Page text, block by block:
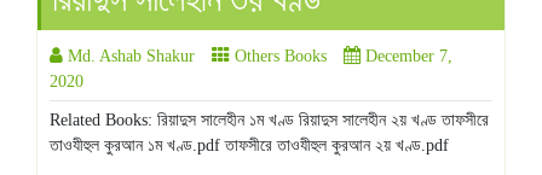
Md. Ashab Shakur Others Books
December 7,
2020
Related Books: রিয়াদুস সালেহীন ১ম খণ্ড রিয়াদুস সালেহীন ২য় খণ্ড তাফসীরে
তাওযীহুল কুরআন ১ম খণ্ড.pdf তাফসীরে তাওযীহুল কুরআন ২য় খণ্ড.pdf